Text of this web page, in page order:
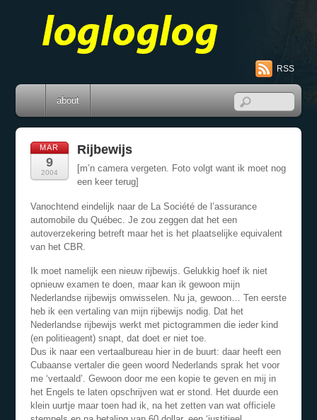
RSS
about
MAR
9
2004
Rijbewijs
[m’n camera vergeten. Foto volgt want ik moet nog
een keer terug]
Vanochtend eindelijk naar de La Société de l’assurance
automobile du Québec. Je zou zeggen dat het een
autoverzekering betreft maar het is het plaatselijke equivalent
van het CBR.
Ik moet namelijk een nieuw rijbewijs. Gelukkig hoef ik niet
opnieuw examen te doen, maar kan ik gewoon mijn
Nederlandse rijbewijs omwisselen. Nu ja, gewoon… Ten eerste
heb ik een vertaling van mijn rijbewijs nodig. Dat het
Nederlandse rijbewijs werkt met pictogrammen die ieder kind
(en politieagent) snapt, dat doet er niet toe.
Dus ik naar een vertaalbureau hier in de buurt: daar heeft een
Cubaanse vertaler die geen woord Nederlands sprak het voor
me ‘vertaald’. Gewoon door me een kopie te geven en mij in
het Engels te laten opschrijven wat er stond. Het duurde een
klein uurtje maar toen had ik, na het zetten van wat officiele